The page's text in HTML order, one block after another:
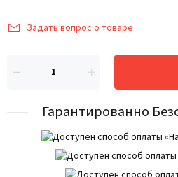
Задать вопрос о товаре
Гарантированно